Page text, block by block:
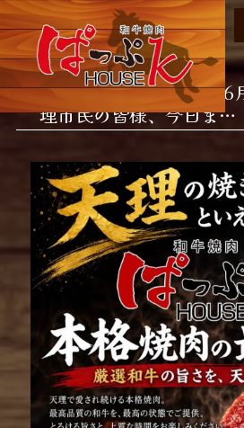
おはようございます！ 6
理市民の皆様、今日ま…